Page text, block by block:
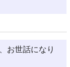
お世話になり